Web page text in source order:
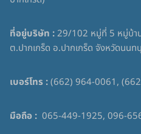
ที่อยู่บริษัท :29/102 หมู่ที่ 5 หมู่บ้า
ต.ปากเกร็ด อ.ปากเกร็ด จังหวัดนน
เบอร์โทร :(662) 964-0061,
มือถือ : 065-449-1925, 096-